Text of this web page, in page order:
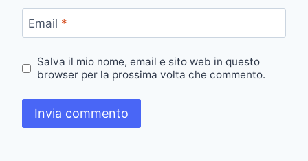
Email *
Salva il mio nome, email e sito web in questo
browser per la prossima volta che commento.